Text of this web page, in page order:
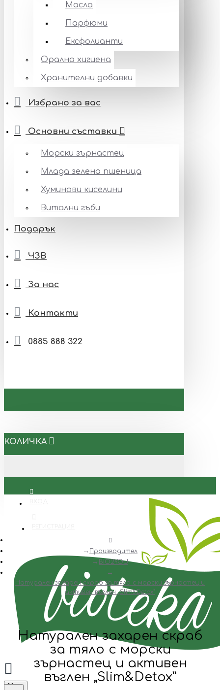
Масла
Парфюми
Ексфолианти
Орална хигиена
Хранителни добавки
Избрано за вас
Основни съставки
Морски зърнастец
Млада зелена пшеница
Хуминови киселини
Витални гъби
Подарък
ЧЗВ
За нас
Контакти
0885 888 322
КОЛИЧКА
Menu
Производител
BIO2YOU
Натурален захарен скраб за тяло с морски зърнастец и
активен въглен „Slim&Detox”
Натурален захарен скраб
за тяло с морски
зърнастец и активен
въглен „Slim&Detox”